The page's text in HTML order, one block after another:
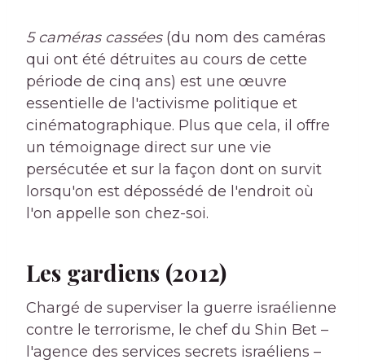
5 caméras cassées(du nom des caméras
qui ont été détruites au cours de cette
période de cinq ans) est une œuvre
essentielle de l'activisme politique et
cinématographique. Plus que cela, il offre
un témoignage direct sur une vie
persécutée et sur la façon dont on survit
lorsqu'on est dépossédé de l'endroit où
l'on appelle son chez-soi.
Les gardiens (2012)
Chargé de superviser la guerre israélienne
contre le terrorisme, le chef du Shin Bet –
l'agence des services secrets israéliens –